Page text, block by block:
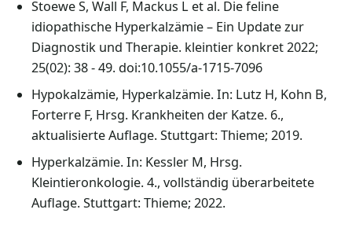
Stoewe S, Wall F, Mackus L et al. Die feline
idiopathische Hyperkalzämie – Ein Update zur
Diagnostik und Therapie. kleintier konkret 2022;
25(02): 38 - 49. doi:10.1055/a-1715-7096
Hypokalzämie, Hyperkalzämie. In: Lutz H, Kohn B,
Forterre F, Hrsg. Krankheiten der Katze. 6.,
aktualisierte Auflage. Stuttgart: Thieme; 2019.
Hyperkalzämie. In: Kessler M, Hrsg.
Kleintieronkologie. 4., vollständig überarbeitete
Auflage. Stuttgart: Thieme; 2022.